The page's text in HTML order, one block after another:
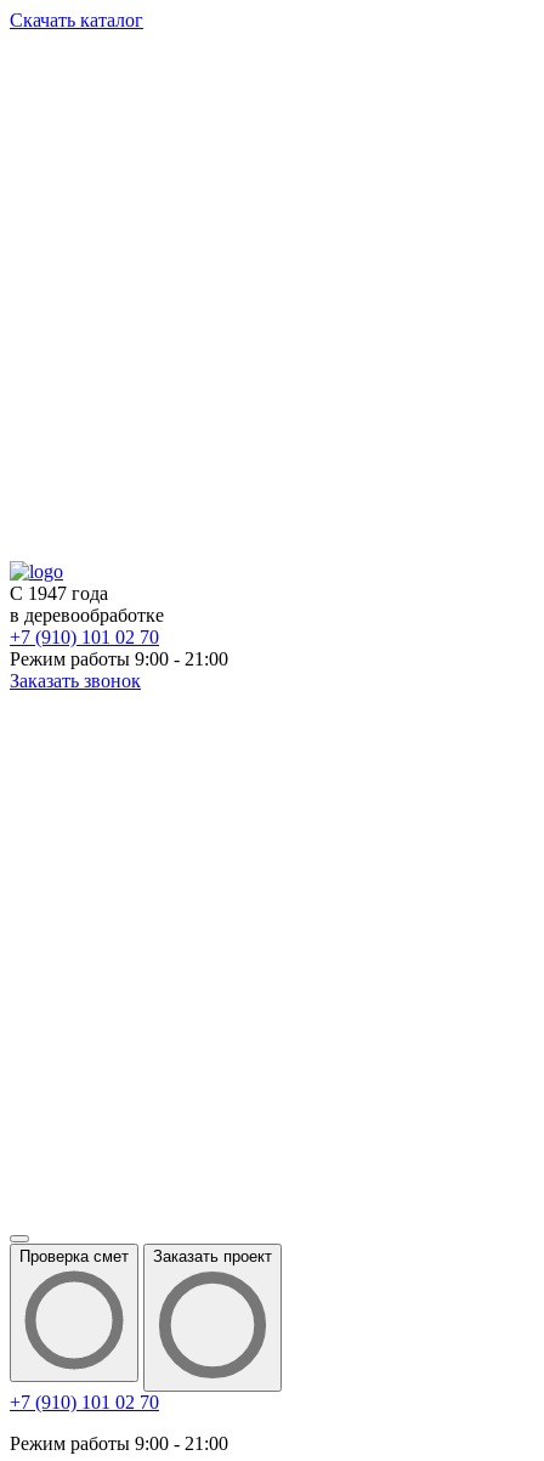
Скачать каталог
С 1947 года
в деревообработке
+7 (910) 101 02 70
Режим работы 9:00 - 21:00
Заказать звонок
Проверка смет Заказать проект
+7 (910) 101 02 70
Режим работы 9:00 - 21:00